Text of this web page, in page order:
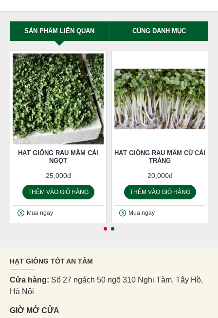
SẢN PHẨM LIÊN QUAN CÙNG DANH MỤC
HẠT GIỐNG RAU MẦM CẢI
NGỌT
25,000đ
THÊM VÀO GIỎ HÀNG
Mua ngay
HẠT GIỐNG RAU MẦM CỦ CẢI
TRẮNG
20,000đ
THÊM VÀO GIỎ HÀNG
Mua ngay
HẠT GIỐNG TỐT AN TÂM
Cửa hàng: Số 27 ngách 50 ngõ 310 Nghi Tàm, Tây Hồ,
Hà Nội
GIỜ MỞ CỬA